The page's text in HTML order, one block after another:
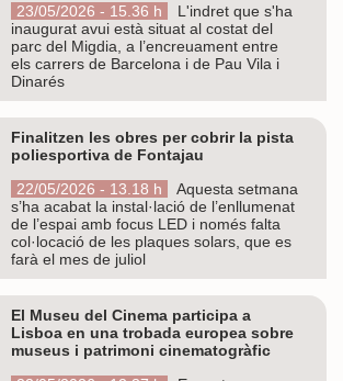
23/05/2026 - 15.36 h
L'indret que s'ha
inaugurat avui està situat al costat del
parc del Migdia, a l’encreuament entre
els carrers de Barcelona i de Pau Vila i
Dinarés
Finalitzen les obres per cobrir la pista
poliesportiva de Fontajau
22/05/2026 - 13.18 h
Aquesta setmana
s’ha acabat la instal·lació de l’enllumenat
de l’espai amb focus LED i només falta
col·locació de les plaques solars, que es
farà el mes de juliol
El Museu del Cinema participa a
Lisboa en una trobada europea sobre
museus i patrimoni cinematogràfic